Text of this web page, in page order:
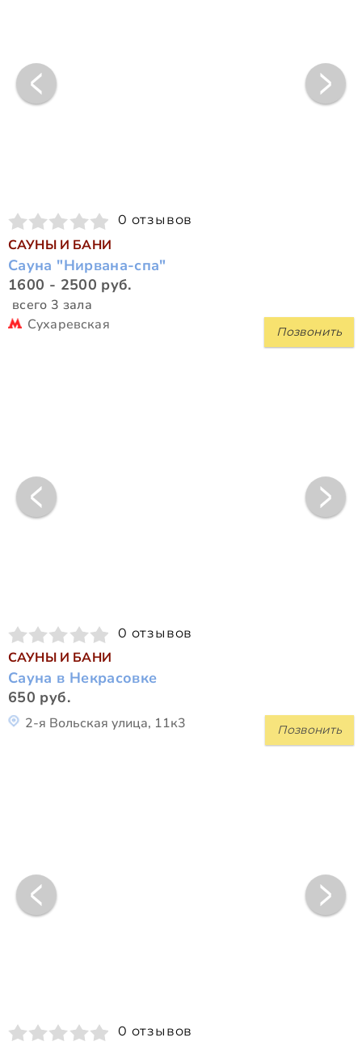
0 отзывов
САУНЫ И БАНИ
Сауна "Нирвана-спа"
1600 - 2500 руб.
всего 3 зала
Позвонить
Сухаревская
0 отзывов
САУНЫ И БАНИ
Сауна в Некрасовке
650 руб.
Позвонить
2-я Вольская улица, 11к3
0 отзывов